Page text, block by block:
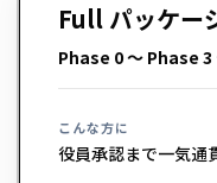
Full パッケー
Phase 0 〜 Phase 3
こんな方に
役員承認まで一気通